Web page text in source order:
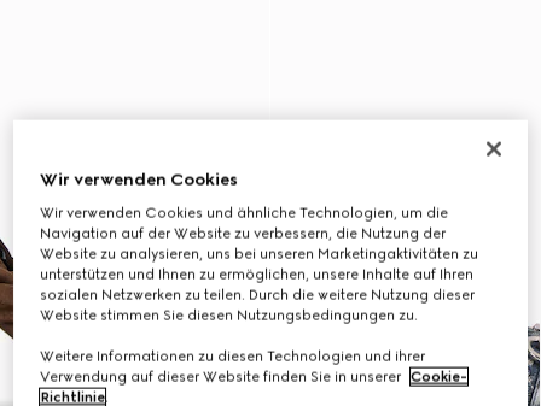
Wir verwenden Cookies
Wir verwenden Cookies und ähnliche Technologien, um die
Navigation auf der Website zu verbessern, die Nutzung der
Website zu analysieren, uns bei unseren Marketingaktivitäten zu
unterstützen und Ihnen zu ermöglichen, unsere Inhalte auf Ihren
sozialen Netzwerken zu teilen. Durch die weitere Nutzung dieser
Website stimmen Sie diesen Nutzungsbedingungen zu.
Weitere Informationen zu diesen Technologien und ihrer
Verwendung auf dieser Website finden Sie in unserer Cookie-
Richtlinie.